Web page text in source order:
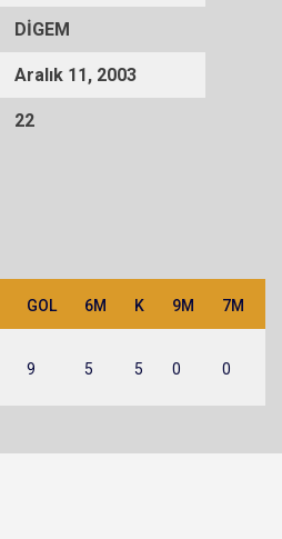
DİGEM
Aralık 11, 2003
22
GOL 6M K 9M 7M
9 5 5 0 0